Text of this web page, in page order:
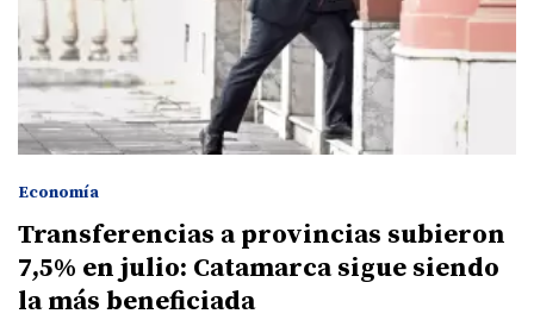
Economía
Transferencias a provincias subieron
7,5% en julio: Catamarca sigue siendo
la más beneficiada